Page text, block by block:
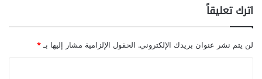
اترك تعليقاً
لن يتم نشر عنوان بريدك الإلكتروني. الحقول الإلزامية مشار إليها بـ*